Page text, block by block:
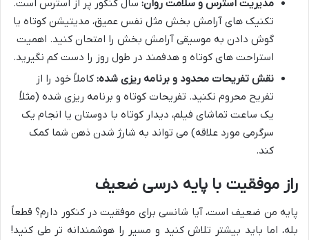
مدیریت استرس و سلامت روان: سال کنکور پر از استرس است.
تکنیک های آرامش بخش مثل نفس عمیق، مدیتیشن کوتاه یا
گوش دادن به موسیقی آرامش بخش را امتحان کنید. اهمیت
استراحت های کوتاه و هدفمند در طول روز را دست کم نگیرید.
نقش تفریحات محدود و برنامه ریزی شده: کاملاً خود را از
تفریح محروم نکنید. تفریحات کوتاه و برنامه ریزی شده (مثلاً
یک ساعت تماشای فیلم، دیدار کوتاه با دوستان یا انجام یک
سرگرمی مورد علاقه) می تواند به شارژ شدن ذهن شما کمک
کند.
راز موفقیت با پایه درسی ضعیف
پایه من ضعیف است، آیا شانسی برای موفقیت در کنکور دارم؟ قطعاً
بله، اما باید بیشتر تلاش کنید و مسیر را هوشمندانه تر طی کنید!